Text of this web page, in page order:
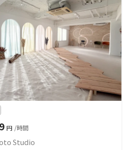
円 /時間
Studio